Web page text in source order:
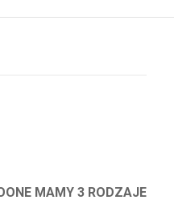
MAMY 3 RODZAJE